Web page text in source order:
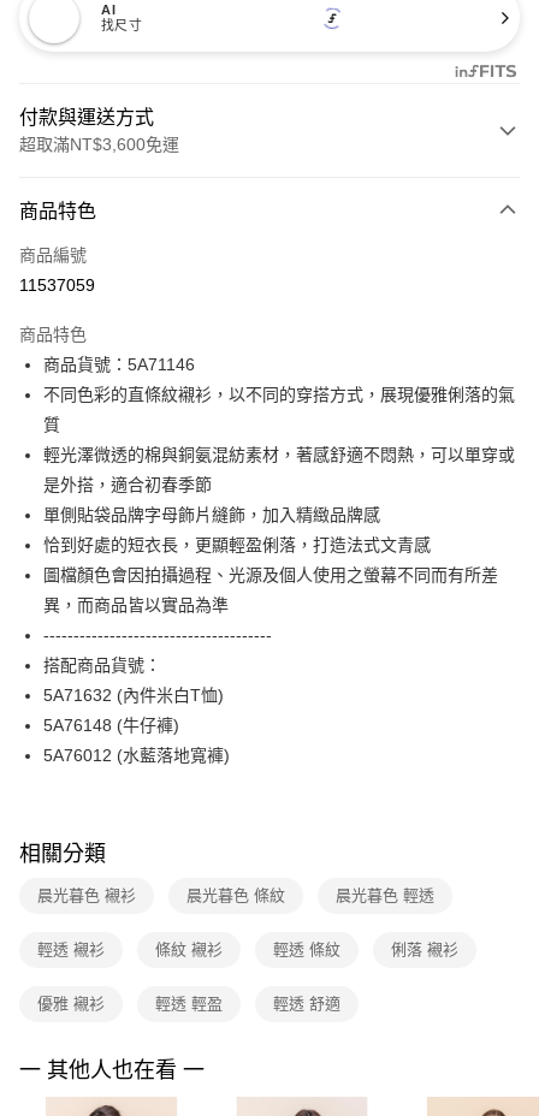
AI
找尺寸
付款與運送方式
超取滿NT$3,600免運
信用卡一次付款
信用卡分期付款
合作金庫商業銀行
華南商業銀行
上海商業儲蓄銀行
台北富邦商業銀行
國泰世華商業銀行
臺灣中小企業銀行
台中商業銀行
匯豐（台灣）商業銀行
聯邦商業銀行
元大商業銀行
永豐商業銀行
玉山商業銀行
星展（台灣）商業銀行
台新國際商業銀行
中國信託商業銀行
台灣樂天信用卡公司
LINE Pay
Apple Pay
街口支付
AFTEE先享後付
相關說明
【關於「AFTEE先享後付」】
AFTEE先享後付是「在收到商品之後才付款」的支付方式。 讓您購物簡單
便利好安心！
１．簡單：不需註冊會員、不需綁卡、不需儲值。
２．便利：只要手機號碼，簡訊認證，即可結帳。
【「AFTEE先享後付」結帳流程】
１．於結帳方式選擇「AFTEE先享後付」後，將跳轉至「AFTEE先享後付」
結帳頁面，進行簡訊認證並確認金額後，即可完成結帳。
２．訂單成立數日內，您將收到繳費通知簡訊。
購買商品的店家。未經商家同意取消之訂單仍視為有效，需透過AFTEE先享
後付繳納相關費用。
※ 交易是否成功請以「AFTEE先享後付 」之結帳頁面顯示為準，若有關於
１．透過由恩沛科技股份有限公司提供之「AFTEE先享後付」服務完成之交
２．關於個人資料處理事宜，請瀏覽以下網址：
https://aftee.tw/terms/#terms3
３．未成年的使用者請事先徵得法定代理人或監護人之同意方可使用
付款後全家FamilyMart取貨
每筆NT$90，滿NT$3,600(含以上)免運費
付款後7-11取貨
每筆NT$90，滿NT$3,600(含以上)免運費
每筆NT$90，滿NT$3,600(含以上)免運費
離島宅配 (蘭嶼恕不配送)
免運費
商品特色
商品編號
11537059
商品特色
商品貨號：5A71146
不同色彩的直條紋襯衫，以不同的穿搭方式，展現優雅俐落的氣
質
輕光澤微透的棉與銅氨混紡素材，著感舒適不悶熱，可以單穿或
是外搭，適合初春季節
單側貼袋品牌字母飾片縫飾，加入精緻品牌感
恰到好處的短衣長，更顯輕盈俐落，打造法式文青感
圖檔顏色會因拍攝過程、光源及個人使用之螢幕不同而有所差
異，而商品皆以實品為準
--------------------------------------
搭配商品貨號：
5A71632 (內件米白T恤)
5A76148 (牛仔褲)
5A76012 (水藍落地寬褲)
相關分類
晨光暮色 襯衫 晨光暮色 條紋 晨光暮色 輕透
輕透 襯衫 條紋 襯衫 輕透 條紋 俐落 襯衫
優雅 襯衫 輕透 輕盈 輕透 舒適
一 其他人也在看 一